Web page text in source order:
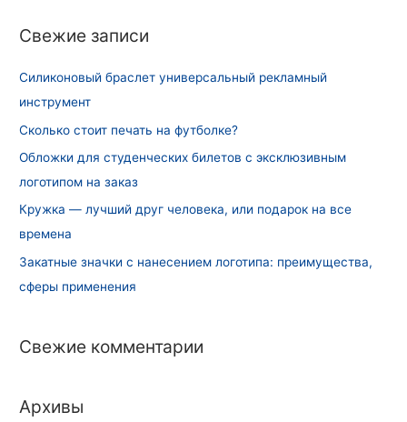
:Свежие записи
Силиконовый браслет универсальный рекламный
инструмент
Сколько стоит печать на футболке?
Обложки для студенческих билетов с эксклюзивным
логотипом на заказ
Кружка — лучший друг человека, или подарок на все
времена
Закатные значки с нанесением логотипа: преимущества,
сферы применения
Свежие комментарии
Архивы